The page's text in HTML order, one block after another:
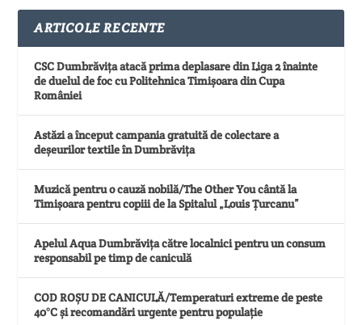
ARTICOLE RECENTE
CSC Dumbrăvița atacă prima deplasare din Liga 2 înainte
de duelul de foc cu Politehnica Timișoara din Cupa
României
Astăzi a început campania gratuită de colectare a
deșeurilor textile în Dumbrăvița
Muzică pentru o cauză nobilă/The Other You cântă la
Timișoara pentru copiii de la Spitalul „Louis Țurcanu”
Apelul Aqua Dumbrăvița către localnici pentru un consum
responsabil pe timp de caniculă
COD ROȘU DE CANICULĂ/Temperaturi extreme de peste
40°C și recomandări urgente pentru populație